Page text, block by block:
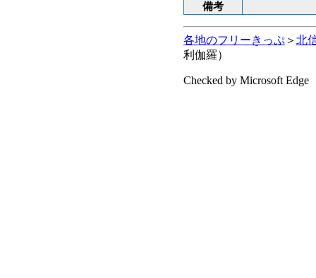
備考
各地のフリーきっぷ ＞ 北
利伽羅）
Checked by Microsoft Edge